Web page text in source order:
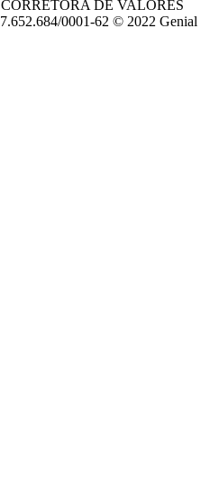
DE VALORES
0001-62 © 2022 Genial